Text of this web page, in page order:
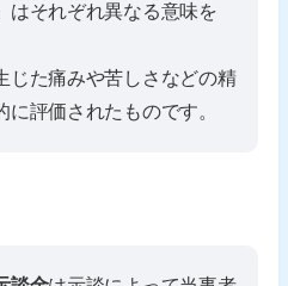
はそれぞれ異なる意味を
じた痛みや苦しさなどの精
評価されたものです。